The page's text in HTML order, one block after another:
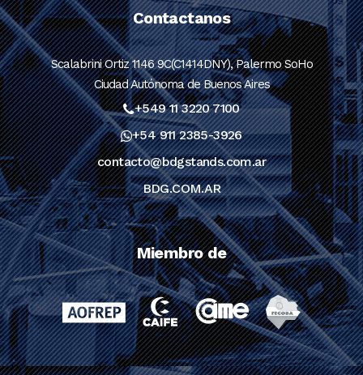
Contactanos
Scalabrini Ortiz 1146 9C(C1414DNY), Palermo SoHo
Ciudad Autónoma de Buenos Aires
+549 11 3220 7100
+54 911 2385-3926
contacto@bdgstands.com.ar
BDG.COM.AR
Miembro de